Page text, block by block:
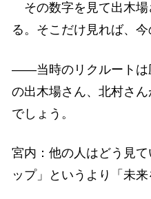
その数字を見て出木場
る。そこだけ見れば、
――当時のリクルートは
の出木場さん、北村さ
でしょう。
宮内：他の人はどう見
ップ」というより「未